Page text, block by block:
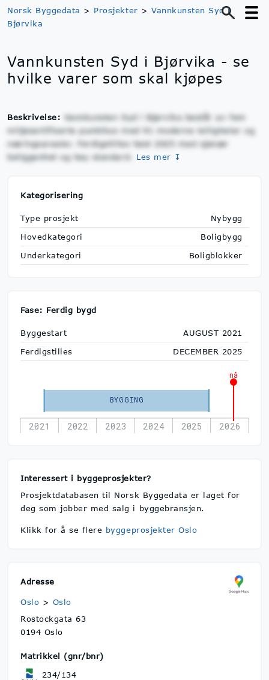
Norsk Byggedata > Prosjekter >Vannkunsten Syd i
Bjørvika
Vannkunsten Syd i Bjørvika - se
hvilke varer som skal kjøpes
Beskrivelse:
Vannkunsten Syd i Bjørvika består av fem
miljøsertifiserte punkthus med 91 moderne leiligheter og
næringsarealer. Ferdigstilles høst 2025 med sjønær
beliggenhet og høy standard.
Les mer ↧
Kategorisering
Type prosjekt
Nybygg
Hovedkategori
Boligbygg
Underkategori
Boligblokker
Fase: Ferdig bygd
Byggestart
AUGUST 2021
Ferdigstilles
DECEMBER 2025
BYGGING
nå
2021 2022 2023 2024 2025 2026
Interessert i byggeprosjekter?
Prosjektdatabasen til Norsk Byggedata er laget for
deg som jobber med salg i byggebransjen.
Klikk for å se flere byggeprosjekter Oslo
Adresse
Oslo > Oslo
Rostockgata 63
0194 Oslo
Matrikkel (gnr/bnr)
234/134